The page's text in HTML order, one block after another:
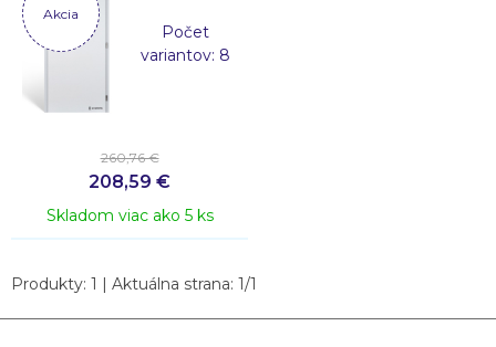
Akcia
Počet
variantov: 8
260,76 €
208,59 €
Skladom viac ako 5 ks
Produkty: 1 | Aktuálna strana: 1/1